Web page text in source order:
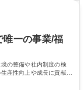
日
業務に取り組める
を意識したスケジュ
コーポレート部門）
唯一の事業/福
の整備や社内制度の検
産性向上や成長に貢献し